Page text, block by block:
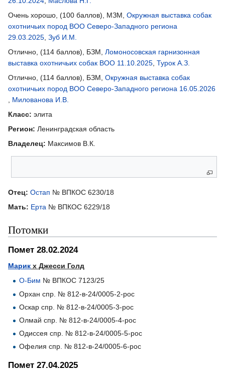
Очень хорошо, (100 баллов), МЗМ, Окружная выставка собак
охотничьих пород ВОО Северо-Западного региона
29.03.2025 Зуб И.М.
Отлично, (114 баллов), БЗМ, Ломоносовская гарнизонная
выставка охотничьих собак ВОО 11.10.2025 Турок А.З.
Отлично, (114 баллов), БЗМ, Окружная выставка собак
охотничьих пород ВОО Северо-Западного региона 16.05.2026
Милованова И.В.
Класс: элита
Регион: Ленинградская область
Владелец: Максимов В.К.
Отец: Остап № ВПКОС 6230/18
Мать: Ерта № ВПКОС 6229/18
Потомки
Помет 28.02.2024
Марик х Джесси Голд
О-Бим № ВПКОС 7123/25
Орхан спр. № 812-в-24/0005-2-рос
Оскар спр. № 812-в-24/0005-3-рос
Олмай спр. № 812-в-24/0005-4-рос
Одиссея спр. № 812-в-24/0005-5-рос
Офелия спр. № 812-в-24/0005-6-рос
Помет 27.04.2025